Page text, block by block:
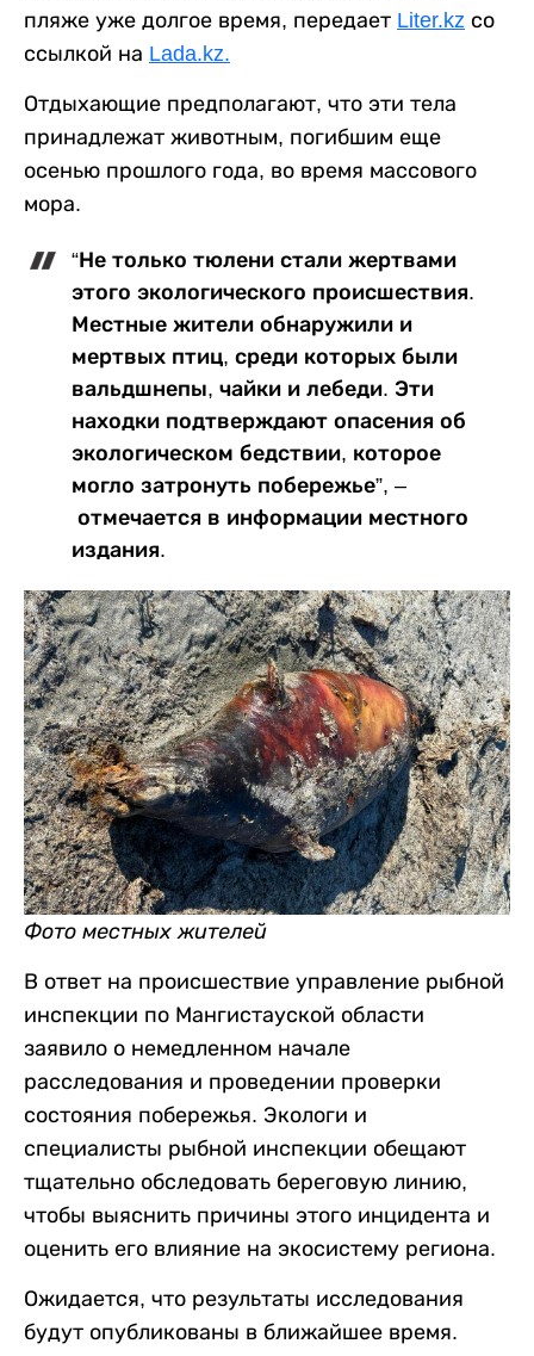
пляже уже долгое время, передает Liter.kz со
ссылкой на Lada.kz.
Отдыхающие предполагают, что эти тела
принадлежат животным, погибшим еще
осенью прошлого года, во время массового
мора.
“Не только тюлени стали жертвами
этого экологического происшествия.
Местные жители обнаружили и
мертвых птиц, среди которых были
вальдшнепы, чайки и лебеди. Эти
находки подтверждают опасения об
экологическом бедствии, которое
могло затронуть побережье”, –
отмечается в информации местного
издания.
Фото местных жителей
В ответ на происшествие управление рыбной
инспекции по Мангистауской области
заявило о немедленном начале
расследования и проведении проверки
состояния побережья. Экологи и
специалисты рыбной инспекции обещают
тщательно обследовать береговую линию,
чтобы выяснить причины этого инцидента и
оценить его влияние на экосистему региона.
Ожидается, что результаты исследования
будут опубликованы в ближайшее время.